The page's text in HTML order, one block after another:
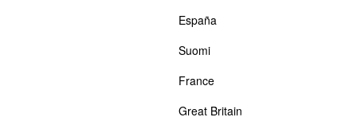
España
Suomi
France
Great Britain